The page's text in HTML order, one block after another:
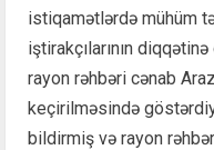
istiqamətlərdə mühüm
iştirakçılarının diqqətinə
rayon rəhbəri cənab
keçirilməsində
bildirmiş və rayon